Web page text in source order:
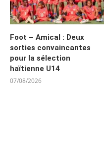
Foot – Amical : Deux
sorties convaincantes
pour la sélection
haïtienne U14
07/08/2026